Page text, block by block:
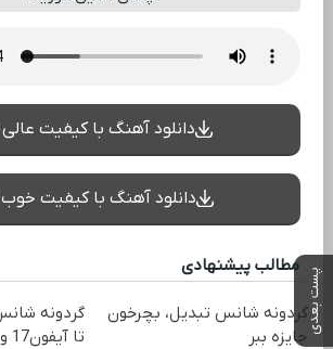
پست بعدی
دانلود آهنگ با کیفیت عالی 320
دانلود آهنگ با کیفیت خوب 128
مطالب پیشنهادی
گردونه شانس تبدیل، بچرخون
جایزه ببر
تا آیفون17 و بیت کوین 🔥